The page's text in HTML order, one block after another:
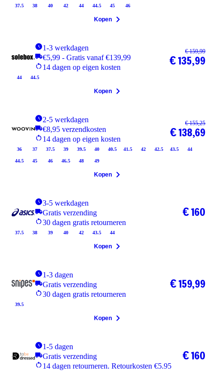
37.5 38 40 42 44 44.5 45 46
Kopen
1-3 werkdagen
€5,99 - Gratis vanaf €139,99
14 dagen op eigen kosten
44 44.5
€ 159,99
€ 135,99
Kopen
2-5 werkdagen
€8,95 verzendkosten
14 dagen op eigen kosten
36 37 37.5 39 39.5 40 40.5 41.5 42 42.5 43.5 44
44.5 45 46 46.5 48 49
€ 155,25
€ 138,69
Kopen
3-5 werkdagen
Gratis verzending
30 dagen gratis retourneren
37.5 38 39 40 42 43.5 44
€ 160
Kopen
1-3 dagen
Gratis verzending
30 dagen gratis retourneren
39.5
€ 159,99
Kopen
1-5 dagen
Gratis verzending
14 dagen retourneren. Retourkosten €5.95
€ 160